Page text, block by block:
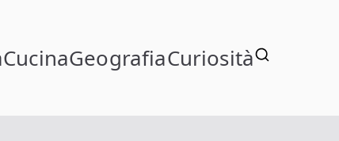
CucinaGeografiaCuriosità